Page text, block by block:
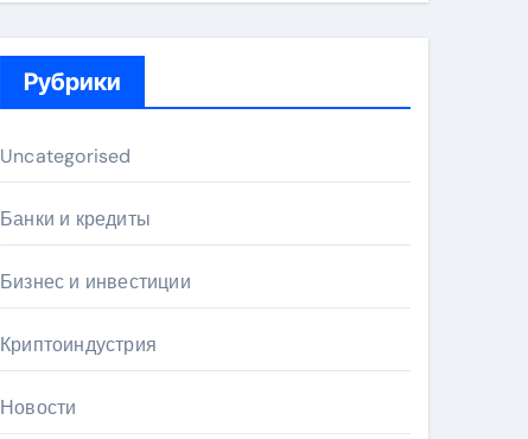
Рубрики
Uncategorised
Банки и кредиты
Бизнес и инвестиции
Криптоиндустрия
Новости